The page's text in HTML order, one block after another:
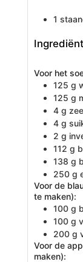
1
Voor het
125 g
125 g
4 g
4 g
2 g
112 g
138 g
250 g
Voor de
te maken):
100 g
100 g
200 g
Voor de
maken):